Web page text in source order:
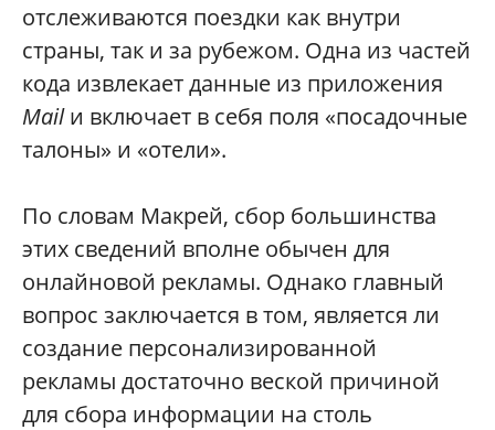
отслеживаются поездки как внутри
страны, так и за рубежом. Одна из частей
кода извлекает данные из приложения
Mailи включает в себя поля «посадочные
талоны» и «отели».
По словам Макрей, сбор большинства
этих сведений вполне обычен для
онлайновой рекламы. Однако главный
вопрос заключается в том, является ли
создание персонализированной
рекламы достаточно веской причиной
для сбора информации на столь